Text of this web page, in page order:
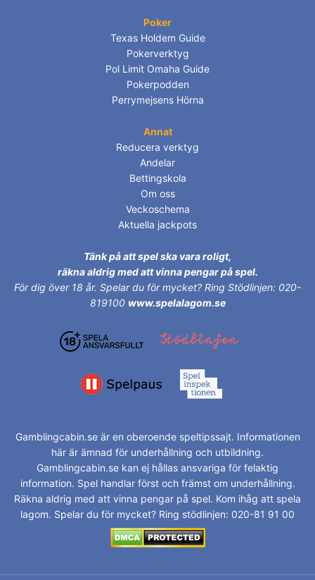
Poker
Texas Holdem Guide
Pokerverktyg
Pol Limit Omaha Guide
Pokerpodden
Perrymejsens Hörna
Annat
Reducera verktyg
Andelar
Bettingskola
Om oss
Veckoschema
Aktuella jackpots
Tänk på att spel ska vara roligt,
räkna aldrig med att vinna pengar på spel.
För dig över 18 år. Spelar du för mycket? Ring Stödlinjen: 020-
819100 www.spelalagom.se
Gamblingcabin.se är en oberoende speltipssajt. Informationen
här är ämnad för underhållning och utbildning.
Gamblingcabin.se kan ej hållas ansvariga för felaktig
information. Spel handlar först och främst om underhållning.
Räkna aldrig med att vinna pengar på spel. Kom ihåg att spela
lagom. Spelar du för mycket? Ring stödlinjen: 020-81 91 00